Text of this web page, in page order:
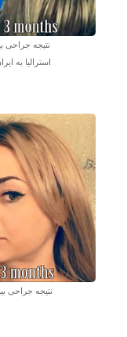
نتیجه جراحی
استرالیا به
نتیجه جراحی